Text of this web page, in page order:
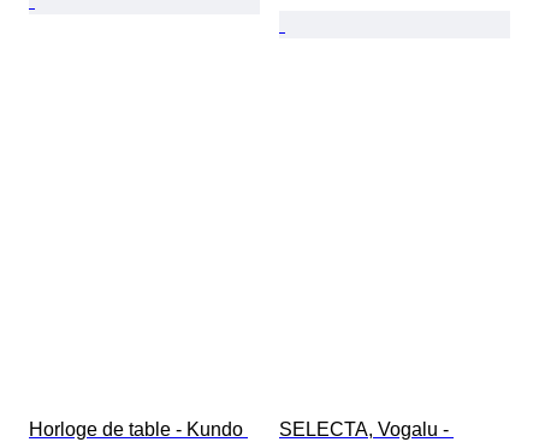
Horloge de table - Kundo
SELECTA, Vogalu -